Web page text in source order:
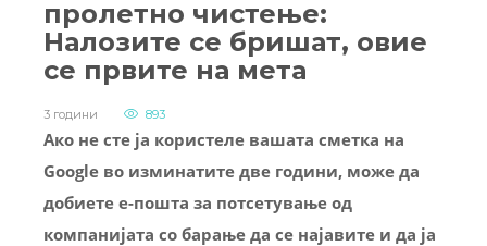
пролетно чистење:
Налозите се бришат, овие
се првите на мета
3 години 893
Ако не сте ја користеле вашата сметка на
Google во изминатите две години, може да
добиете е-пошта за потсетување од
компанијата со барање да се најавите и да ја